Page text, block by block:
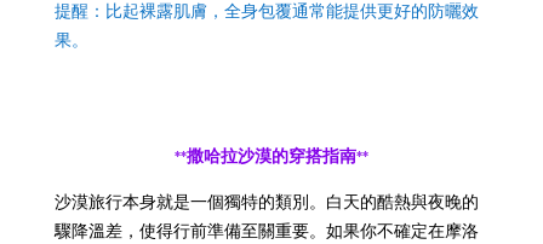
提醒：比起裸露肌膚，全身包覆通常能提供更好的防曬效
果。
**撒哈拉沙漠的穿搭指南**
沙漠旅行本身就是一個獨特的類別。白天的酷熱與夜晚的
驟降溫差，使得行前準備至關重要。如果你不確定在摩洛